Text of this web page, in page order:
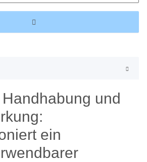
und
ein